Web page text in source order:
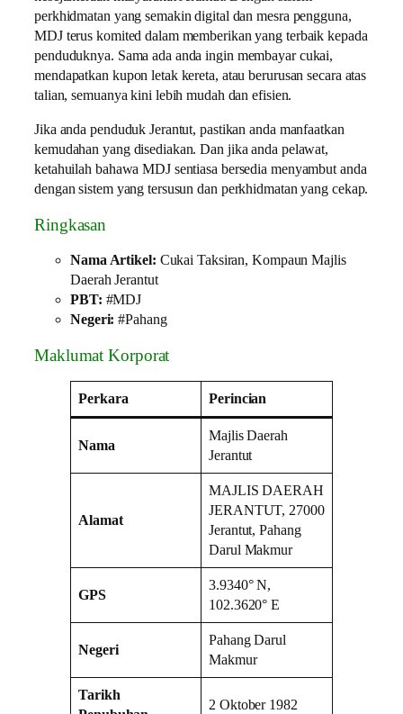
perkhidmatan yang semakin digital dan mesra pengguna,
MDJ terus komited dalam memberikan yang terbaik kepada
penduduknya. Sama ada anda ingin membayar cukai,
mendapatkan kupon letak kereta, atau berurusan secara atas
talian, semuanya kini lebih mudah dan efisien.
Jika anda penduduk Jerantut, pastikan anda manfaatkan
kemudahan yang disediakan. Dan jika anda pelawat,
ketahuilah bahawa MDJ sentiasa bersedia menyambut anda
dengan sistem yang tersusun dan perkhidmatan yang cekap.
Ringkasan
Nama Artikel: Cukai Taksiran, Kompaun Majlis
Daerah Jerantut
PBT: #MDJ
Negeri: #Pahang
Maklumat Korporat
Perkara Perincian
Nama
Majlis Daerah
Jerantut
Alamat
MAJLIS DAERAH
JERANTUT, 27000
Jerantut, Pahang
Darul Makmur
GPS
3.9340° N,
102.3620° E
Negeri
Pahang Darul
Makmur
Tarikh
2 Oktober 1982